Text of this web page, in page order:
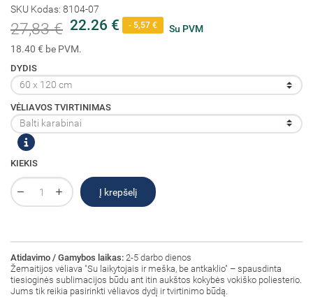
SKU Kodas: 8104-07
27,83 € 22.26 € - 5,57 €
Su PVM
18.40 € be PVM.
DYDIS
VĖLIAVOS TVIRTINIMAS
KIEKIS
Į krepšelį
Atidavimo / Gamybos laikas: 2-5 darbo dienos
Žemaitijos vėliava "Su laikytojais ir meška, be antkaklio" – spausdinta
tiesioginės sublimacijos būdu ant itin aukštos kokybės vokiško poliesterio.
Jums tik reikia pasirinkti vėliavos dydį ir tvirtinimo būdą.